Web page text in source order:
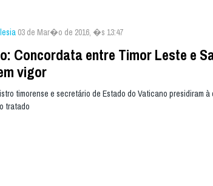
03 de Mar�o de 2016, �s 13:47
Concordata entre Timor Leste e
vigor
timorense e secretário de Estado do Vaticano presidiram à
tratado